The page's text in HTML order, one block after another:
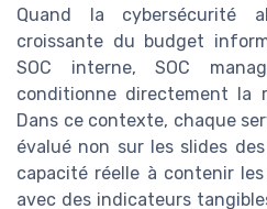
Quand la cybersécurité
croissante du budget
SOC interne, SOC
conditionne directement la
Dans ce contexte, chaque
évalué non sur les slides
capacité réelle à contenir
avec des indicateurs